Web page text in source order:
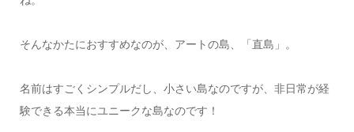
そんなかたにおすすめなのが、アートの島、「直島」。
名前はすごくシンプルだし、小さい島なのですが、非日常が経
験できる本当にユニークな島なのです！